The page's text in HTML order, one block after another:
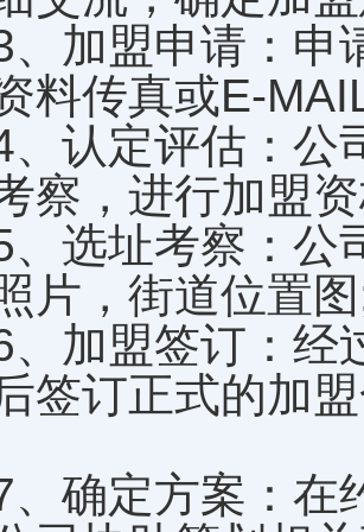
盟申请：申
料传真或E-
定评估：公
察，进行加盟
址考察：公
片，街道位置
盟签订：经
签订正式的加
定方案：在